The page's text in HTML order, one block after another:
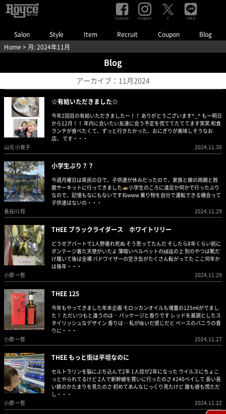
Salon Style Item Recruit Coupon Blog
Facebook Instagram X LINE@
Home > 月: 2024年11月
Blog
アーカイブ：11月2024
☆有給いただきました☆
今年2回目の有給いただきましたー！！ ありがとうございます^_^ もー明日
から12月！！ 年内に会いたい友達に会う予定を慌ててたててます笑笑 和食
ランチが食べたくて、ずっと行きたかった、おにぎりが美味しそうなお
店。 です・・・
山元 小夜子
2024.11.30
小学生ぶり？？
今週月曜日は県民の日で、子供達が休みだったので、家族と嫁の両親と鈴
鹿サーキットに行ってきました
小学生のころに遠足か何かで行ったぶり
なので、記憶もなにもないですねwww 乗り物を自分で運転できる機会って
子供達はないの・・・
長谷川 将
2024.11.29
THEE ブラックライダース ホワイトリリー
どうせアパートで1人野垂れ死ぬ そう思ってたんだ そしたら8年くらい前に
ボンテージ着た天使がいたよ 薄暗いベルベットの絨毯の上 別のやつは靴だ
け履いて後は全裸 バドワイザーの空き缶がたくさん転がってた ここ何年か
は毎年・・・
小原 一哲
2024.11.29
THEE 125
今年もやってきました年末企画 モロッカンオイルも増量の125mlがでまし
た！ ただいつもと違うのは‥ パッケージと香りです レッドを基調としたス
タイリッシュなデザイン 香りは‥ 私が嗅いだ感じだと ベースのバニラの香
りに・・・
小原 一哲
2024.11.27
THEE もっと街は平坦なのに
セルトラリンを脳にぶち込んで2年 1人目が2年になった ウイルスにちょこ
っとやられてるけど 2人で新幹線を買いに行ったのさ ¥240ペイして 長い長
い鉄のかたまりを見たのさ 初めてあんなじっくり見たけど 誰も彼も慌ただ
し・・・
小原 一哲
2024.11.22